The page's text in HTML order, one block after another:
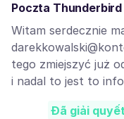
Poczta Thunderbird
Witam serdecznie
tego zmiejszyć już
i nadal to jest to
Đã giải